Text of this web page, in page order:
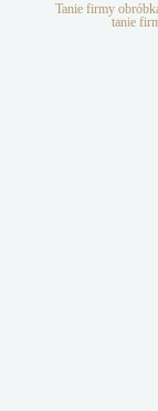
Tanie firmy
tanie